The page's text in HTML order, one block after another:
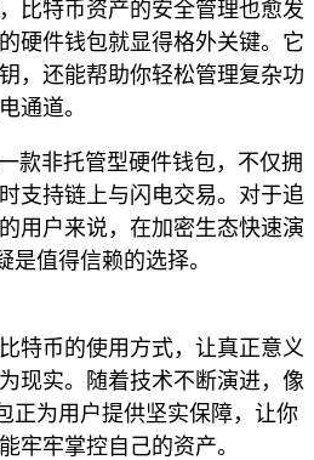
比特币资产的安全管理也愈发
硬件钱包就显得格外关键。它
，还能帮助你轻松管理复杂功
通道。
款非托管型硬件钱包，不仅拥
支持链上与闪电交易。对于追
用户来说，在加密生态快速演
是值得信赖的选择。
特币的使用方式，让真正意义
现实。随着技术不断演进，像
正为用户提供坚实保障，让你
牢牢掌控自己的资产。